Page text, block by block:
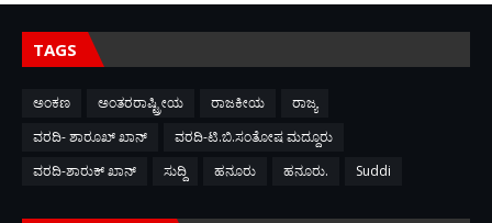
TAGS
ಅಂಕಣ ಅಂತರರಾಷ್ಟ್ರೀಯ ರಾಜಕೀಯ
ರಾಜ್ಯ
ವರದಿ- ಶಾರೂಖ್ ಖಾನ್
ವರದಿ-ಟಿ.ಬಿ.ಸಂತೋಷ ಮದ್ದೂರು
ವರದಿ-ಶಾರುಕ್ ಖಾನ್
ಸುದ್ದಿ ಹನೂರು ಹನೂರು. Suddi